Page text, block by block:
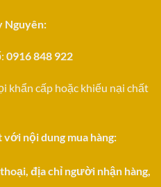
Nguyên:
0916 848 922
khẩn cấp hoặc khiếu nại chất
nội dung mua hàng:
địa chỉ người nhận hàng,